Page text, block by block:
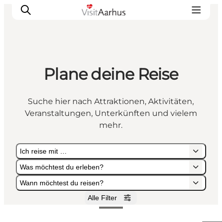
Sehen und erleben
Veranstaltungen
Städte und Regionen
Plane deine Reise
Suche hier nach Attraktionen, Aktivitäten,
Veranstaltungen, Unterkünften und vielem
mehr.
Ich reise mit …
Was möchtest du erleben?
Wann möchtest du reisen?
Alle Filter